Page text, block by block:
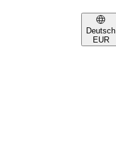
Deutsch
EUR